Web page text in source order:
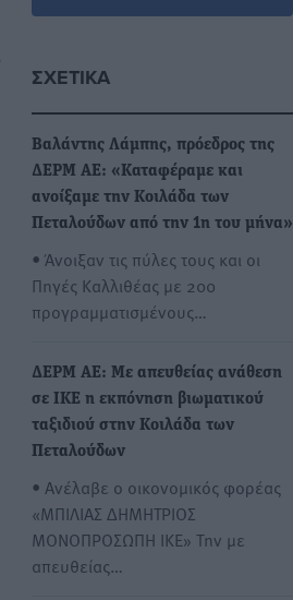
ΣΧΕΤΙΚΆ
Βαλάντης Λάμπης, πρόεδρος της
ΔΕΡΜ ΑΕ: «Καταφέραμε και
ανοίξαμε την Κοιλάδα των
Πεταλούδων από την 1η του μήνα»
• Άνοιξαν τις πύλες τους και οι
Πηγές Καλλιθέας με 200
προγραμματισμένους…
ΔΕΡΜ ΑΕ: Με απευθείας ανάθεση
σε ΙΚΕ η εκπόνηση βιωματικού
ταξιδιού στην Κοιλάδα των
Πεταλούδων
• Ανέλαβε ο οικονομικός φορέας
«ΜΠΙΛΙΑΣ ΔΗΜΗΤΡΙΟΣ
ΜΟΝΟΠΡΟΣΩΠΗ ΙΚΕ» Την με
απευθείας…